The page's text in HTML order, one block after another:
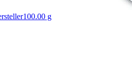
100.00 g